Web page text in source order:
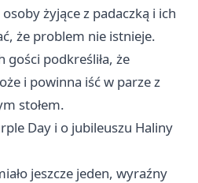
żyjące z padaczką i ich
że problem nie istnieje.
gości podkreśliła, że
i powinna iść w parze z
stołem.
Day i o jubileuszu Haliny
jeszcze jeden, wyraźny